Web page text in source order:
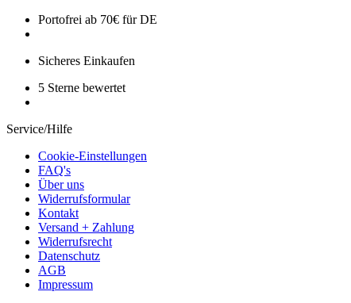
Portofrei ab 70€ für DE
Sicheres Einkaufen
5 Sterne bewertet
Service/Hilfe
Cookie-Einstellungen
FAQ's
Über uns
Widerrufsformular
Kontakt
Versand + Zahlung
Widerrufsrecht
Datenschutz
AGB
Impressum